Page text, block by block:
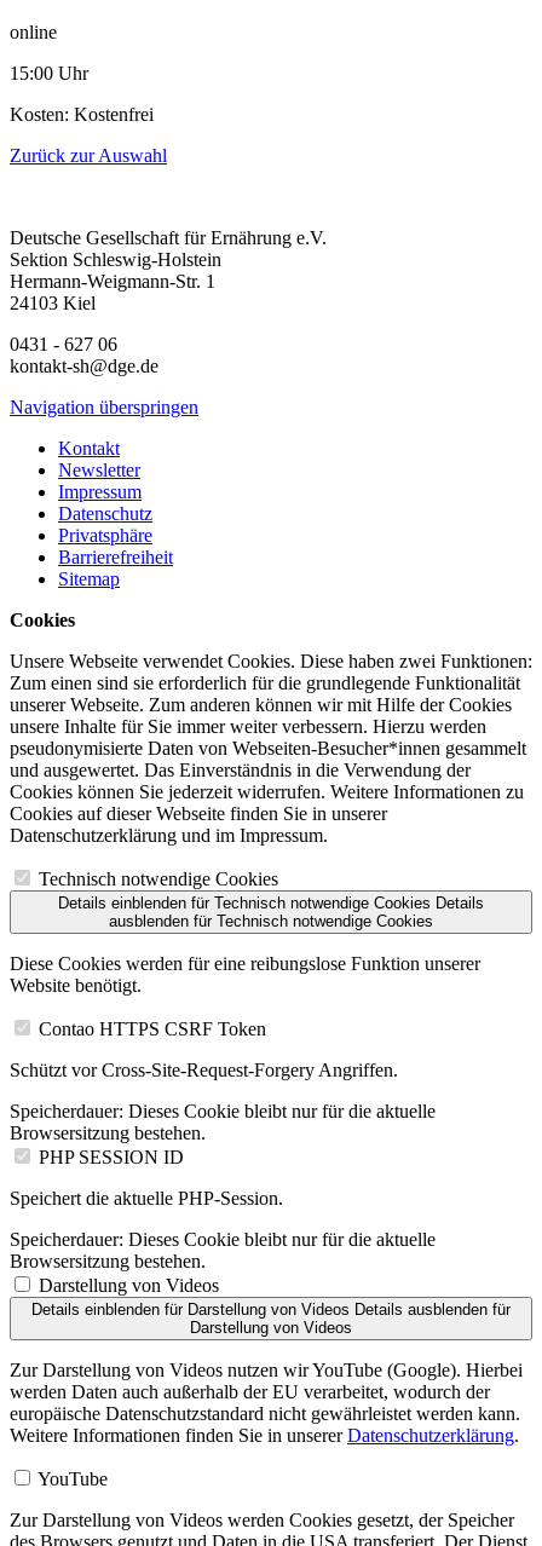
online
15:00 Uhr
Kosten: Kostenfrei
Zurück zur Auswahl
Deutsche Gesellschaft für Ernährung e.V.
Sektion Schleswig-Holstein
Hermann-Weigmann-Str. 1
24103 Kiel
0431 - 627 06
kontakt-sh@dge.de
Navigation überspringen
Kontakt
Newsletter
Impressum
Datenschutz
Privatsphäre
Barrierefreiheit
Sitemap
Cookies
Unsere Webseite verwendet Cookies. Diese haben zwei Funktionen:
Zum einen sind sie erforderlich für die grundlegende Funktionalität
unserer Webseite. Zum anderen können wir mit Hilfe der Cookies
unsere Inhalte für Sie immer weiter verbessern. Hierzu werden
pseudonymisierte Daten von Webseiten-Besucher*innen gesammelt
und ausgewertet. Das Einverständnis in die Verwendung der
Cookies können Sie jederzeit widerrufen. Weitere Informationen zu
Cookies auf dieser Webseite finden Sie in unserer
Datenschutzerklärung und im Impressum.
Technisch notwendige Cookies
Details einblenden für Technisch notwendige Cookies Details
ausblenden für Technisch notwendige Cookies
Diese Cookies werden für eine reibungslose Funktion unserer
Website benötigt.
Contao HTTPS CSRF Token
Schützt vor Cross-Site-Request-Forgery Angriffen.
Speicherdauer: Dieses Cookie bleibt nur für die aktuelle
Browsersitzung bestehen.
PHP SESSION ID
Speichert die aktuelle PHP-Session.
Speicherdauer: Dieses Cookie bleibt nur für die aktuelle
Browsersitzung bestehen.
Darstellung von Videos
Details einblenden für Darstellung von Videos Details ausblenden für
Darstellung von Videos
Zur Darstellung von Videos nutzen wir YouTube (Google). Hierbei
werden Daten auch außerhalb der EU verarbeitet, wodurch der
europäische Datenschutzstandard nicht gewährleistet werden kann.
Weitere Informationen finden Sie in unsererDatenschutzerklärung.
YouTube
Zur Darstellung von Videos werden Cookies gesetzt, der Speicher